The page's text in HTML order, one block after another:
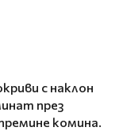
с наклон
през
комина.